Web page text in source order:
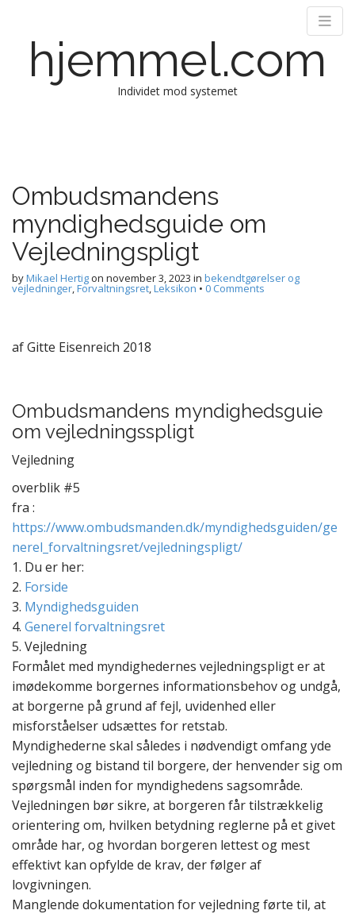
hjemmel.com
Individet mod systemet
Ombudsmandens
myndighedsguide om
Vejledningspligt
byMikael Hertigon november 3, 2023 in bekendtgørelser og
vejledninger,Forvaltningsret,Leksikon • 0 Comments
af Gitte Eisenreich 2018
Ombudsmandens myndighedsguie
om vejledningsspligt
Vejledning
overblik #5
fra :
https://www.ombudsmanden.dk/myndighedsguiden/ge
nerel_forvaltningsret/vejledningspligt/
1. Du er her:
2. Forside
3. Myndighedsguiden
4. Generel forvaltningsret
5. Vejledning
Formålet med myndighedernes vejledningspligt er at
imødekomme borgernes informationsbehov og undgå,
at borgerne på grund af fejl, uvidenhed eller
misforståelser udsættes for retstab.
Myndighederne skal således i nødvendigt omfangyde
vejledning og bistand til borgere, der henvender sig om
spørgsmål inden for myndighedens sagsområde.
Vejledningen bør sikre, at borgeren får tilstrækkelig
orientering om, hvilken betydning reglerne på et givet
område har, og hvordan borgeren lettest og mest
effektivt kan opfylde de krav, der følger af
lovgivningen.
Manglende dokumentation for vejledning førte til, at